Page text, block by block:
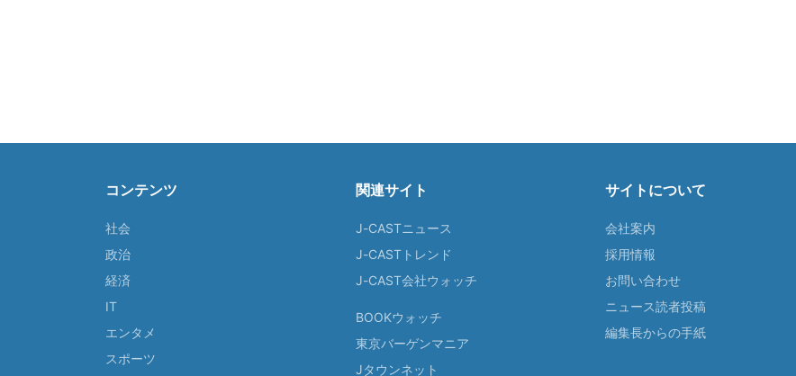
コンテンツ
社会
政治
経済
IT
エンタメ
スポーツ
関連サイト
J-CASTニュース
J-CASTトレンド
J-CAST会社ウォッチ
BOOKウォッチ
東京バーゲンマニア
Jタウンネット
サイトについて
会社案内
採用情報
お問い合わせ
ニュース読者投稿
編集長からの手紙